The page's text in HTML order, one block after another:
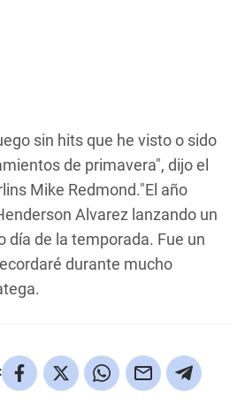
sin hits que he visto o sido
de primavera", dijo el
Mike Redmond."El año
Alvarez lanzando un
día de la temporada. Fue un
durante mucho